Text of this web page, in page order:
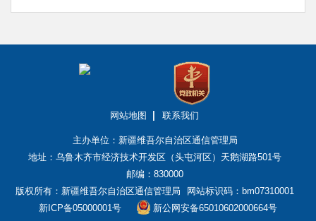
网站地图 联系我们
主办单位：新疆维吾尔自治区通信管理局
地址：乌鲁木齐市经济技术开发区（头屯河区）天鹅湖路501号
邮编：830000
版权所有：新疆维吾尔自治区通信管理局
网站标识码：bm07310001
新ICP备05000001号
新公网安备65010602000664号